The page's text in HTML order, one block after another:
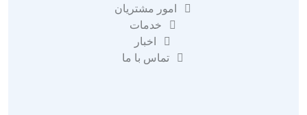
امور مشتریان
خدمات
اخبار
تماس با ما